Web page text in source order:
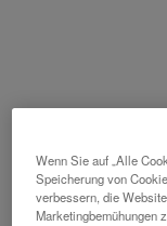
Wenn Sie auf „Alle
Speicherung von
verbessern, die
Marketingbemühungen